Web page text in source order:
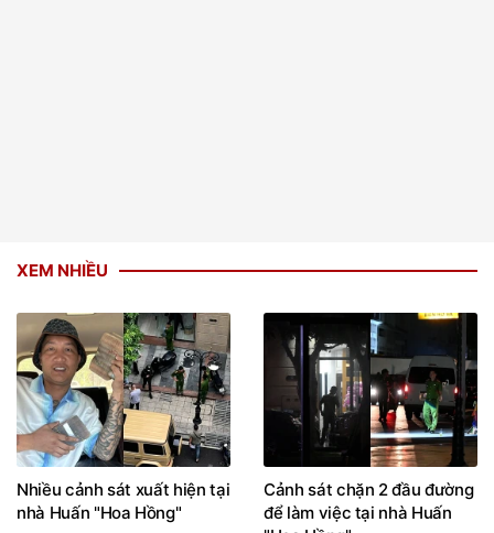
XEM NHIỀU
Nhiều cảnh sát xuất hiện tại
nhà Huấn "Hoa Hồng"
Cảnh sát chặn 2 đầu đường
để làm việc tại nhà Huấn